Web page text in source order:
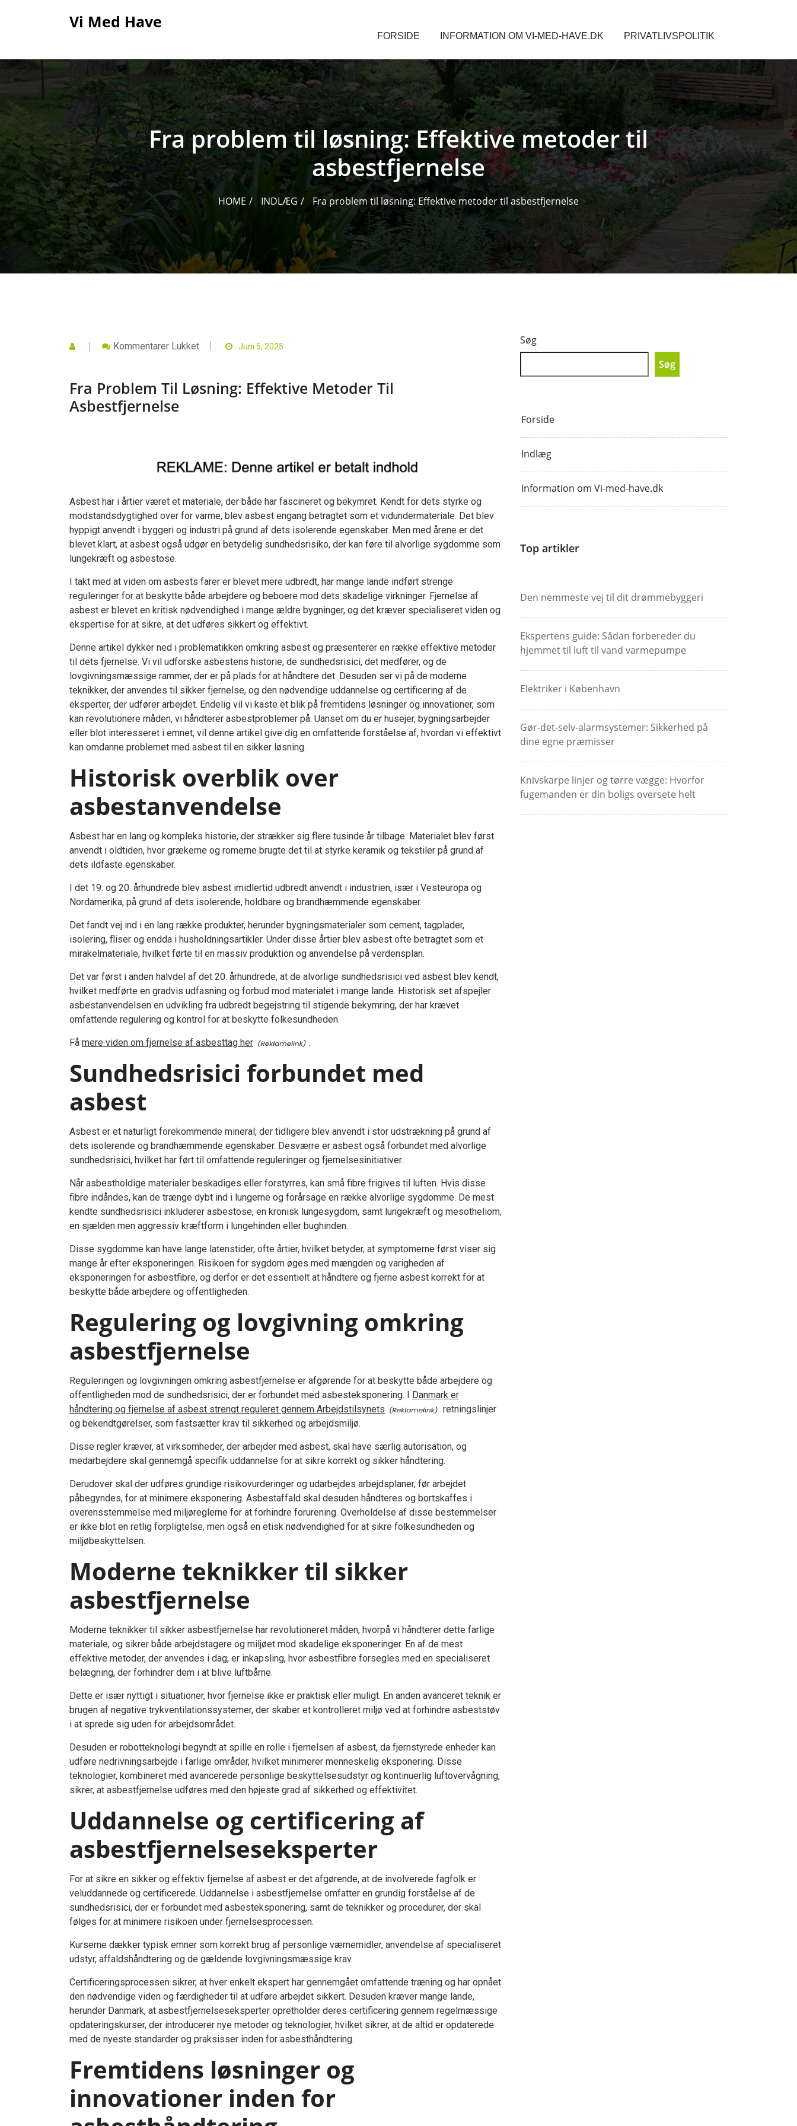
Vi Med Have
FORSIDE INFORMATION OM VI-MED-HAVE.DK PRIVATLIVSPOLITIK
Fra problem til løsning: Effektive metoder til
asbestfjernelse
HOME INDLÆG Fra problem til løsning: Effektive metoder til asbestfjernelse
Kommentarer LukketTil
Løsning:
Effektive
Juni 5, 2025
Fra Problem Til Løsning: Effektive Metoder Til
Asbestfjernelse
Asbest har i årtier været et materiale, der både har fascineret og bekymret. Kendt for dets styrke og
modstandsdygtighed over for varme, blev asbest engang betragtet som et vidundermateriale. Det blev
hyppigt anvendt i byggeri og industri på grund af dets isolerende egenskaber. Men med årene er det
blevet klart, at asbest også udgør en betydelig sundhedsrisiko, der kan føre til alvorlige sygdomme som
lungekræft og asbestose.
I takt med at viden om asbests farer er blevet mere udbredt, har mange lande indført strenge
reguleringer for at beskytte både arbejdere og beboere mod dets skadelige virkninger. Fjernelse af
asbest er blevet en kritisk nødvendighed i mange ældre bygninger, og det kræver specialiseret viden og
ekspertise for at sikre, at det udføres sikkert og effektivt.
Denne artikel dykker ned i problematikken omkring asbest og præsenterer en række effektive metoder
til dets fjernelse. Vi vil udforske asbestens historie, de sundhedsrisici, det medfører, og de
lovgivningsmæssige rammer, der er på plads for at håndtere det. Desuden ser vi på de moderne
teknikker, der anvendes til sikker fjernelse, og den nødvendige uddannelse og certificering af de
eksperter, der udfører arbejdet. Endelig vil vi kaste et blik på fremtidens løsninger og innovationer, som
kan revolutionere måden, vi håndterer asbestproblemer på. Uanset om du er husejer, bygningsarbejder
eller blot interesseret i emnet, vil denne artikel give dig en omfattende forståelse af, hvordan vi effektivt
kan omdanne problemet med asbest til en sikker løsning.
Historisk overblik over
asbestanvendelse
Asbest har en lang og kompleks historie, der strækker sig flere tusinde år tilbage. Materialet blev først
anvendt i oldtiden, hvor grækerne og romerne brugte det til at styrke keramik og tekstiler på grund af
dets ildfaste egenskaber.
I det 19. og 20. århundrede blev asbest imidlertid udbredt anvendt i industrien, især i Vesteuropa og
Nordamerika, på grund af dets isolerende, holdbare og brandhæmmende egenskaber.
Det fandt vej ind i en lang række produkter, herunder bygningsmaterialer som cement, tagplader,
isolering, fliser og endda i husholdningsartikler. Under disse årtier blev asbest ofte betragtet som et
mirakelmateriale, hvilket førte til en massiv produktion og anvendelse på verdensplan.
Det var først i anden halvdel af det 20. århundrede, at de alvorlige sundhedsrisici ved asbest blev kendt,
hvilket medførte en gradvis udfasning og forbud mod materialet i mange lande. Historisk set afspejler
asbestanvendelsen en udvikling fra udbredt begejstring til stigende bekymring, der har krævet
omfattende regulering og kontrol for at beskytte folkesundheden.
Få mere viden om fjernelse af asbesttag her .
Sundhedsrisici forbundet med
asbest
Asbest er et naturligt forekommende mineral, der tidligere blev anvendt i stor udstrækning på grund af
dets isolerende og brandhæmmende egenskaber. Desværre er asbest også forbundet med alvorlige
sundhedsrisici, hvilket har ført til omfattende reguleringer og fjernelsesinitiativer.
Når asbestholdige materialer beskadiges eller forstyrres, kan små fibre frigives til luften. Hvis disse
fibre indåndes, kan de trænge dybt ind i lungerne og forårsage en række alvorlige sygdomme. De mest
kendte sundhedsrisici inkluderer asbestose, en kronisk lungesygdom, samt lungekræft og mesotheliom,
en sjælden men aggressiv kræftform i lungehinden eller bughinden.
Disse sygdomme kan have lange latenstider, ofte årtier, hvilket betyder, at symptomerne først viser sig
mange år efter eksponeringen. Risikoen for sygdom øges med mængden og varigheden af
eksponeringen for asbestfibre, og derfor er det essentielt at håndtere og fjerne asbest korrekt for at
beskytte både arbejdere og offentligheden.
Regulering og lovgivning omkring
asbestfjernelse
Reguleringen og lovgivningen omkring asbestfjernelse er afgørende for at beskytte både arbejdere og
offentligheden mod de sundhedsrisici, der er forbundet med asbesteksponering. I Danmark er
håndtering og fjernelse af asbest strengt reguleret gennem Arbejdstilsynets
retningslinjer
og bekendtgørelser, som fastsætter krav til sikkerhed og arbejdsmiljø.
Disse regler kræver, at virksomheder, der arbejder med asbest, skal have særlig autorisation, og
medarbejdere skal gennemgå specifik uddannelse for at sikre korrekt og sikker håndtering.
Derudover skal der udføres grundige risikovurderinger og udarbejdes arbejdsplaner, før arbejdet
påbegyndes, for at minimere eksponering. Asbestaffald skal desuden håndteres og bortskaffes i
overensstemmelse med miljøreglerne for at forhindre forurening. Overholdelse af disse bestemmelser
er ikke blot en retlig forpligtelse, men også en etisk nødvendighed for at sikre folkesundheden og
miljøbeskyttelsen.
Moderne teknikker til sikker
asbestfjernelse
Moderne teknikker til sikker asbestfjernelse har revolutioneret måden, hvorpå vi håndterer dette farlige
materiale, og sikrer både arbejdstagere og miljøet mod skadelige eksponeringer. En af de mest
effektive metoder, der anvendes i dag, er inkapsling, hvor asbestfibre forsegles med en specialiseret
belægning, der forhindrer dem i at blive luftbårne.
Dette er især nyttigt i situationer, hvor fjernelse ikke er praktisk eller muligt. En anden avanceret teknik er
brugen af negative trykventilationssystemer, der skaber et kontrolleret miljø ved at forhindre asbeststøv
i at sprede sig uden for arbejdsområdet.
Desuden er robotteknologi begyndt at spille en rolle i fjernelsen af asbest, da fjernstyrede enheder kan
udføre nedrivningsarbejde i farlige områder, hvilket minimerer menneskelig eksponering. Disse
teknologier, kombineret med avancerede personlige beskyttelsesudstyr og kontinuerlig luftovervågning,
sikrer, at asbestfjernelse udføres med den højeste grad af sikkerhed og effektivitet.
Uddannelse og certificering af
asbestfjernelseseksperter
For at sikre en sikker og effektiv fjernelse af asbest er det afgørende, at de involverede fagfolk er
veluddannede og certificerede. Uddannelse i asbestfjernelse omfatter en grundig forståelse af de
sundhedsrisici, der er forbundet med asbesteksponering, samt de teknikker og procedurer, der skal
følges for at minimere risikoen under fjernelsesprocessen.
Kurserne dækker typisk emner som korrekt brug af personlige værnemidler, anvendelse af specialiseret
udstyr, affaldshåndtering og de gældende lovgivningsmæssige krav.
Certificeringsprocessen sikrer, at hver enkelt ekspert har gennemgået omfattende træning og har opnået
den nødvendige viden og færdigheder til at udføre arbejdet sikkert. Desuden kræver mange lande,
herunder Danmark, at asbestfjernelseseksperter opretholder deres certificering gennem regelmæssige
opdateringskurser, der introducerer nye metoder og teknologier, hvilket sikrer, at de altid er opdaterede
med de nyeste standarder og praksisser inden for asbesthåndtering.
Fremtidens løsninger og
innovationer inden for
Søg
Søg
Forside
Indlæg
Information om Vi-med-have.dk
Top artikler
Den nemmeste vej til dit drømmebyggeri
Ekspertens guide: Sådan forbereder du
hjemmet til luft til vand varmepumpe
Elektriker i København
Gør-det-selv-alarmsystemer: Sikkerhed på
dine egne præmisser
Knivskarpe linjer og tørre vægge: Hvorfor
fugemanden er din boligs oversete helt